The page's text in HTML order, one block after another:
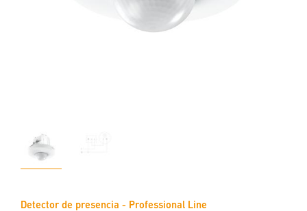
Detector de presencia - Professional Line